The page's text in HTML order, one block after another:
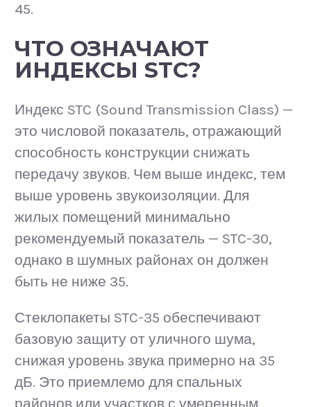
45.
ЧТО ОЗНАЧАЮТ
ИНДЕКСЫ STC?
Индекс STC (Sound Transmission Class) —
это числовой показатель, отражающий
способность конструкции снижать
передачу звуков. Чем выше индекс, тем
выше уровень звукоизоляции. Для
жилых помещений минимально
рекомендуемый показатель — STC-30,
однако в шумных районах он должен
быть не ниже 35.
Стеклопакеты STC-35 обеспечивают
базовую защиту от уличного шума,
снижая уровень звука примерно на 35
дБ. Это приемлемо для спальных